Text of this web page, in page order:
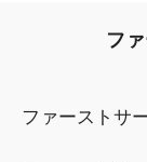
フ
ファーストサ